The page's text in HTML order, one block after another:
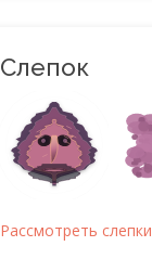
Слепок
Рассмотреть слепки